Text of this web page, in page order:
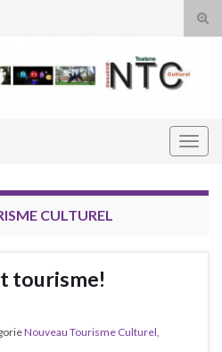
CULTUREL
tourisme!
Nouveau Tourisme Culturel,